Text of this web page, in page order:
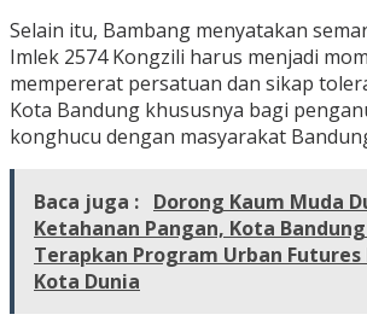
Selain itu, Bambang menyatakan
Imlek 2574 Kongzili harus menjadi
mempererat persatuan dan sikap
Kota Bandung khususnya bagi
konghucu dengan masyarakat
Baca juga : Dorong Kaum Muda
Ketahanan Pangan, Kota
Terapkan Program Urban Futures
Kota Dunia